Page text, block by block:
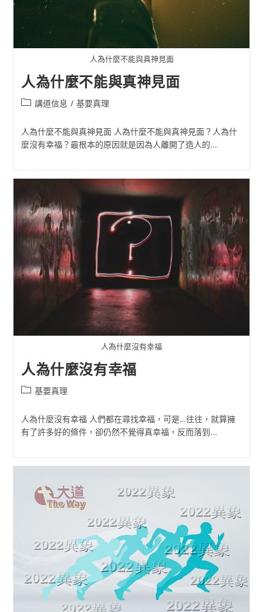
人為什麼不能與真神見面
人為什麼不能與真神見面
Post講道信息 / 基要真理
人為什麼不能與真神見面 人為什麼不能與真神見面？人為什
麼沒有幸福？最根本的原因就是因為人離開了造人的...
人為什麼沒有幸福
人為什麼沒有幸福
Post基要真理
人為什麼沒有幸福 人們都在尋找幸福，可是…往往，就算擁
有了許多好的條件，卻仍然不覺得真幸福，反而落到...